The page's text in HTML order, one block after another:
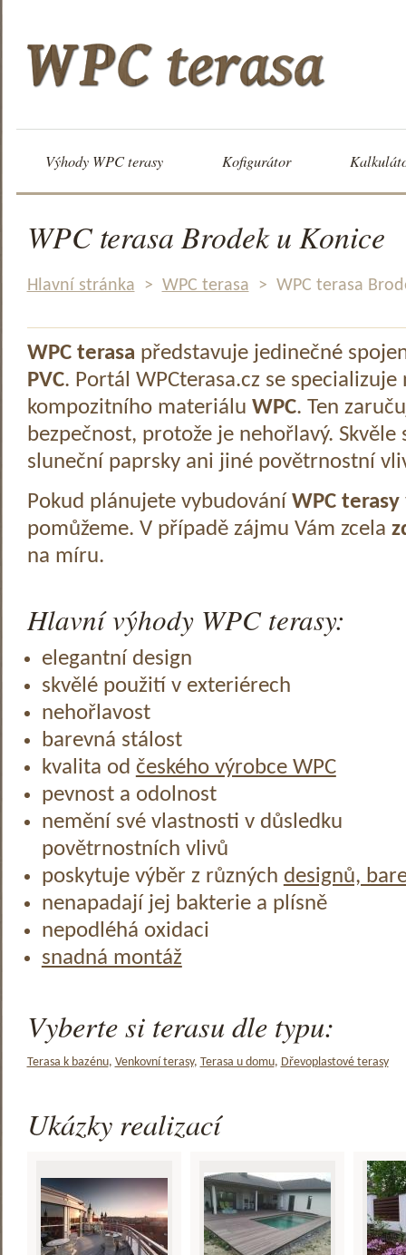
Výhody WPC terasy Kofigurátor
WPC terasa Brodek u Konice
Hlavní stránka > WPC terasa > WPC terasa
WPC terasa představuje jedinečné
PVC. Portál WPCterasa.cz se specializuje
kompozitního materiálu WPC. Ten
bezpečnost, protože je nehořlavý.
sluneční paprsky ani jiné povětrnostní
Pokud plánujete vybudování WPC terasy
pomůžeme. V případě zájmu Vám zcela
na míru.
Hlavní výhody WPC terasy:
elegantní design
skvělé použití v exteriérech
nehořlavost
barevná stálost
kvalita od českého výrobce WPC
pevnost a odolnost
nemění své vlastnosti v důsledku
povětrnostních vlivů
poskytuje výběr z různých designů,
nenapadají jej bakterie a plísně
nepodléhá oxidaci
snadná montáž
Vyberte si terasu dle typu:
Terasa k bazénu, Venkovní terasy, Terasa u domu, Dřevoplastové terasy
Ukázky realizací